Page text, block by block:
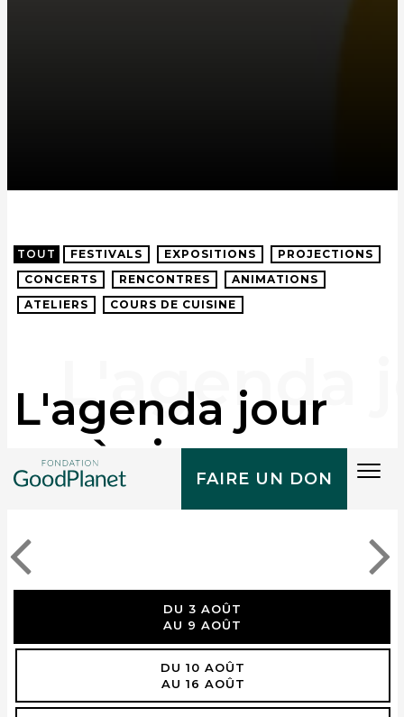
FAIRE UN DON
TOUT FESTIVALS EXPOSITIONS
PROJECTIONS
CONCERTS
RENCONTRES
ANIMATIONS
ATELIERS
COURS DE CUISINE
L'agenda jour
après jour
DU 3 AOÛT
AU 9 AOÛT
DU 10 AOÛT
AU 16 AOÛT